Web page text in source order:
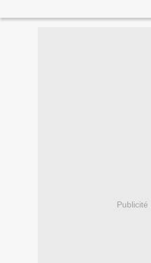
Publicité